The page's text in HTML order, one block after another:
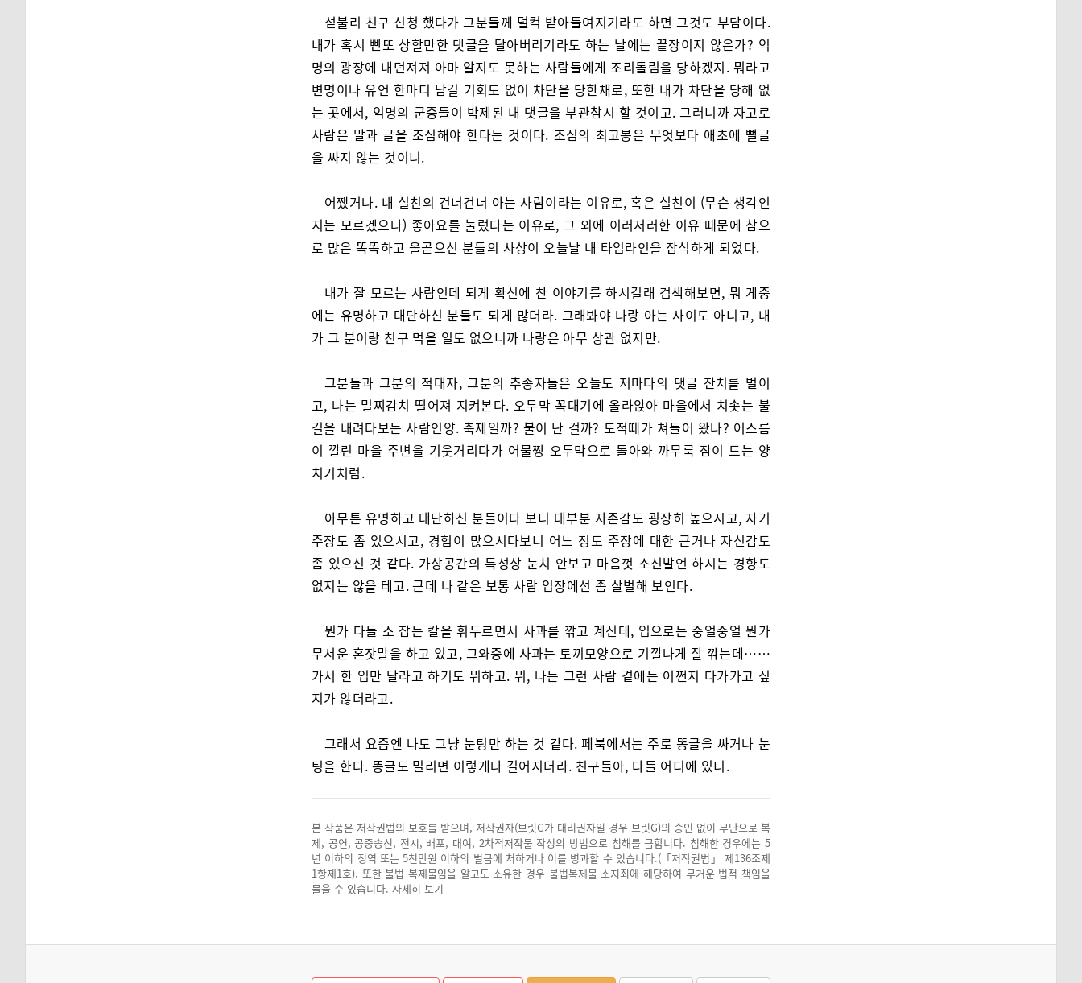
섣불리 친구 신청 했다가 그분들께 덜컥 받아들여지기라도 하면 그것도 부담이다.
내가 혹시 삔또 상할만한 댓글을 달아버리기라도 하는 날에는 끝장이지 않은가? 익
명의 광장에 내던져져 아마 알지도 못하는 사람들에게 조리돌림을 당하겠지. 뭐라고
변명이나 유언 한마디 남길 기회도 없이 차단을 당한채로, 또한 내가 차단을 당해 없
는 곳에서, 익명의 군중들이 박제된 내 댓글을 부관참시 할 것이고. 그러니까 자고로
사람은 말과 글을 조심해야 한다는 것이다. 조심의 최고봉은 무엇보다 애초에 뻘글
을 싸지 않는 것이니.
어쨌거나. 내 실친의 건너건너 아는 사람이라는 이유로, 혹은 실친이 (무슨 생각인
지는 모르겠으나) 좋아요를 눌렀다는 이유로, 그 외에 이러저러한 이유 때문에 참으
로 많은 똑똑하고 올곧으신 분들의 사상이 오늘날 내 타임라인을 잠식하게 되었다.
내가 잘 모르는 사람인데 되게 확신에 찬 이야기를 하시길래 검색해보면, 뭐 게중
에는 유명하고 대단하신 분들도 되게 많더라. 그래봐야 나랑 아는 사이도 아니고, 내
가 그 분이랑 친구 먹을 일도 없으니까 나랑은 아무 상관 없지만.
그분들과 그분의 적대자, 그분의 추종자들은 오늘도 저마다의 댓글 잔치를 벌이
고, 나는 멀찌감치 떨어져 지켜본다. 오두막 꼭대기에 올라앉아 마을에서 치솟는 불
길을 내려다보는 사람인양. 축제일까? 불이 난 걸까? 도적떼가 쳐들어 왔나? 어스름
이 깔린 마을 주변을 기웃거리다가 어물쩡 오두막으로 돌아와 까무룩 잠이 드는 양
치기처럼.
아무튼 유명하고 대단하신 분들이다 보니 대부분 자존감도 굉장히 높으시고, 자기
주장도 좀 있으시고, 경험이 많으시다보니 어느 정도 주장에 대한 근거나 자신감도
좀 있으신 것 같다. 가상공간의 특성상 눈치 안보고 마음껏 소신발언 하시는 경향도
없지는 않을 테고. 근데 나 같은 보통 사람 입장에선 좀 살벌해 보인다.
뭔가 다들 소 잡는 칼을 휘두르면서 사과를 깎고 계신데, 입으로는 중얼중얼 뭔가
무서운 혼잣말을 하고 있고, 그와중에 사과는 토끼모양으로 기깔나게 잘 깎는데……
가서 한 입만 달라고 하기도 뭐하고. 뭐, 나는 그런 사람 곁에는 어쩐지 다가가고 싶
지가 않더라고.
그래서 요즘엔 나도 그냥 눈팅만 하는 것 같다. 페북에서는 주로 똥글을 싸거나 눈
팅을 한다. 똥글도 밀리면 이렇게나 길어지더라. 친구들아, 다들 어디에 있니.
본 작품은 저작권법의 보호를 받으며, 저작권자(브릿G가 대리권자일 경우 브릿G)의 승인 없이 무단으로 복
제, 공연, 공중송신, 전시, 배포, 대여, 2차적저작물 작성의 방법으로 침해를 금합니다. 침해한 경우에는 5
년 이하의 징역 또는 5천만원 이하의 벌금에 처하거나 이를 병과할 수 있습니다.(「저작권법」 제136조제
1항제1호). 또한 불법 복제물임을 알고도 소유한 경우 불법복제물 소지죄에 해당하여 무거운 법적 책임을
물을 수 있습니다. 자세히 보기